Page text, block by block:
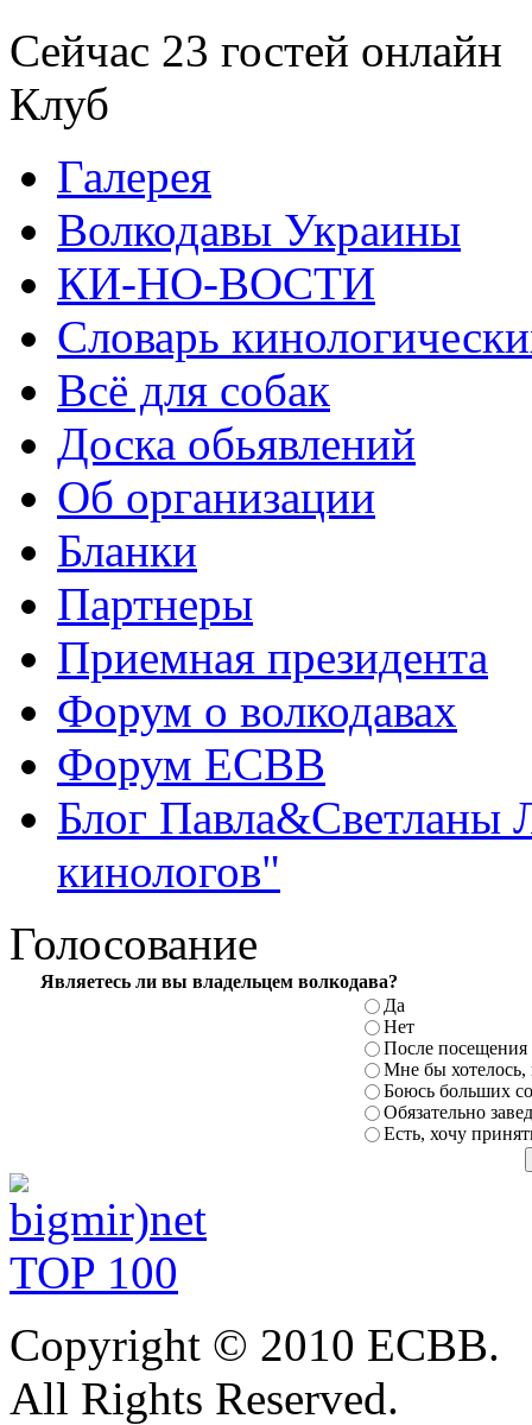
Сейчас 23 гостей онлайн
Клуб
Галерея
Волкодавы Украины
КИ-НО-ВОСТИ
Словарь
Всё для собак
Доска обьявлений
Об организации
Бланки
Партнеры
Приемная президента
Форум о волкодавах
Форум ЕСВВ
Блог Павла&Светланы
кинологов"
Голосование
Являетесь ли вы владельцем волкодава?
Да
Нет
После посещения
Мне бы
Боюсь больших
Обязательно
Есть, хочу
Copyright © 2010 ЕСВВ.
All Rights Reserved.